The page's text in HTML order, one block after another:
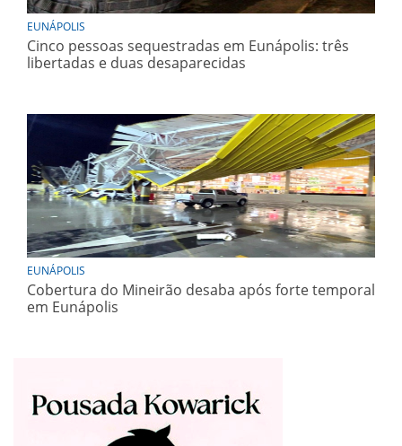
EUNÁPOLIS
Cinco pessoas sequestradas em Eunápolis: três
libertadas e duas desaparecidas
EUNÁPOLIS
Cobertura do Mineirão desaba após forte temporal
em Eunápolis